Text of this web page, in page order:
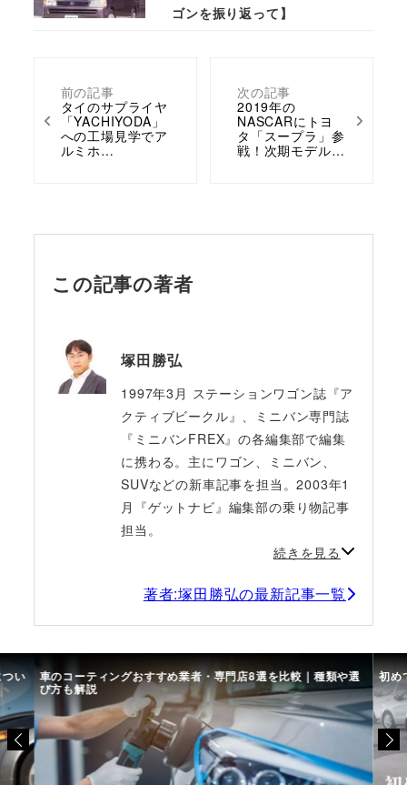
前の記事
タイのサプライヤ
「YACHIYODA」
への工場見学でア
ルミホ…
次の記事
2019年の
NASCARにトヨ
タ「スープラ」参
戦！次期モデル…
ゴンを振り返って】
この記事の著者
塚田勝弘
1997年3月 ステーションワゴン誌『ア
クティブビークル』、ミニバン専門誌
『ミニバンFREX』の各編集部で編集
に携わる。主にワゴン、ミニバン、
SUVなどの新車記事を担当。2003年1
月『ゲットナビ』編集部の乗り物記事
担当。
続きを見る
著者:塚田勝弘の最新記事一覧
い 車のコーティングおすすめ業者・専門店8選を比較｜種類や選
び方も解説
初め